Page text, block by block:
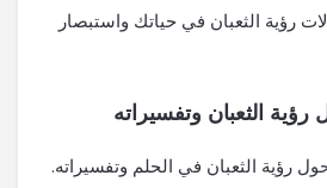
رؤية الثعبان في حياتك واستبصار
رؤية الثعبان وتفسيراته
رؤية الثعبان في الحلم وتفسيراته.